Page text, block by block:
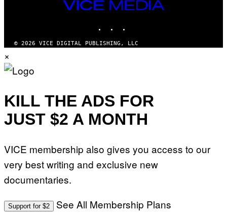
VICE
© 2026 VICE DIGITAL PUBLISHING, LLC
×
KILL THE ADS FOR
JUST $2 A MONTH
VICE membership also gives you access to our
very best writing and exclusive new
documentaries.
Support for $2 See All Membership Plans